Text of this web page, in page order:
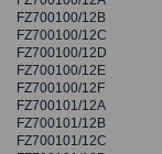
FZ700100/12B
FZ700100/12C
FZ700100/12D
FZ700100/12E
FZ700100/12F
FZ700101/12A
FZ700101/12B
FZ700101/12C